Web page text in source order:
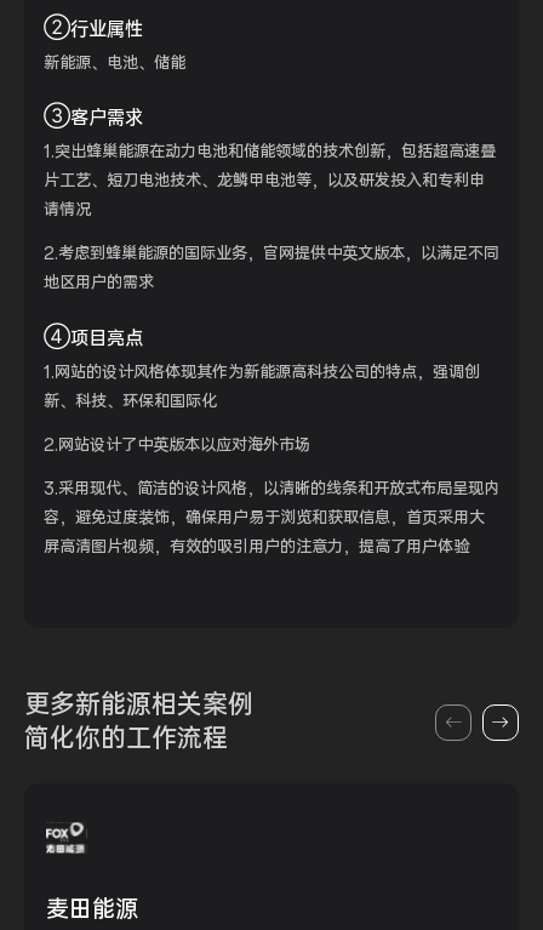
②行业属性
新能源、电池、储能
③客户需求
1.突出蜂巢能源在动力电池和储能领域的技术创新，包括超高速叠
片工艺、短刀电池技术、龙鳞甲电池等，以及研发投入和专利申
请情况
2.考虑到蜂巢能源的国际业务，官网提供中英文版本，以满足不同
地区用户的需求
④项目亮点
1.网站的设计风格体现其作为新能源高科技公司的特点，强调创
新、科技、环保和国际化
2.网站设计了中英版本以应对海外市场
3.采用现代、简洁的设计风格，以清晰的线条和开放式布局呈现内
容，避免过度装饰，确保用户易于浏览和获取信息，首页采用大
屏高清图片视频，有效的吸引用户的注意力，提高了用户体验
更多新能源相关案例
简化你的工作流程
麦田能源